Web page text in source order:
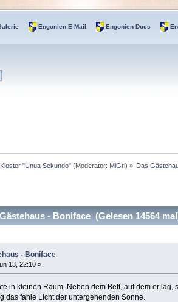
Engonien E-Mail Engonien Docs
"Unua Sekundo" (Moderator: MiGri) » Das
- Boniface (Gelesen 14564
- Boniface
13, 22:10 »
in kleinen Raum. Neben dem Bett, auf dem er
das fahle Licht der untergehenden Sonne.